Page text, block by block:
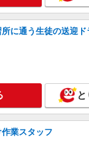
北海道札幌市南区滝野
ス 北海道支社
老人ホームでの調理
【派遣時給】1,300〜
費別途支給 【紹介後雇用形態】パート
：1,300〜1,500円（
費別途支給 ※最長６ヶ
北海道札幌市南区真駒内
に通う生徒の送迎ド
業スタッフ